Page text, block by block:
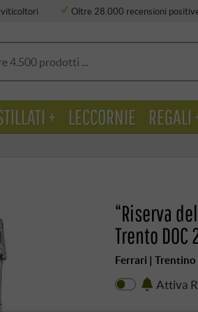
Oltre 28.000 recensioni
“Riserva
Trento
Ferrari | Trentino
Attiva
+ LECCORNIE REGALI